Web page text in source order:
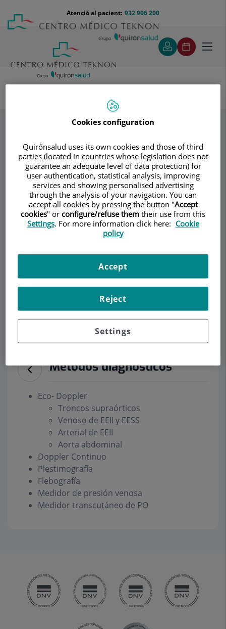
contingut
Menú
teléfono
cabecera
932 906 200
Atenció al pacient:
Dr. Vicente Alonso Riambau
Métodos diagnósticos
Consultori
Dr. Vicente Alonso
Riambau
ANGIOLOGIA I CIRURGIA VASCULAR
EquipContacte
Horari
Demanar Cita
Métodos diagnósticos
Eco- Doppler
Troncos supraórticos
Venoso de EEII y EESS
Arterial de EEII
Aorta abdominal
Doppler Continuo
Plestimografía
Flebografía
Medidor de presión venosa
Medidor transcutáneo de PO
Cookies configuration
Quirónsalud uses its own cookies and those of third
parties (located in countries whose legislation does not
guarantee an adequate level of data protection) for
user authentication, statistical analysis, improving
services and showing personalised advertising
through the analysis of your navigation. You can
accept all cookies by pressing the button "Accept
cookies" or configure/refuse them their use from this
Settings. For more information click here: Cookie
policy
Settings
Reject
Accept